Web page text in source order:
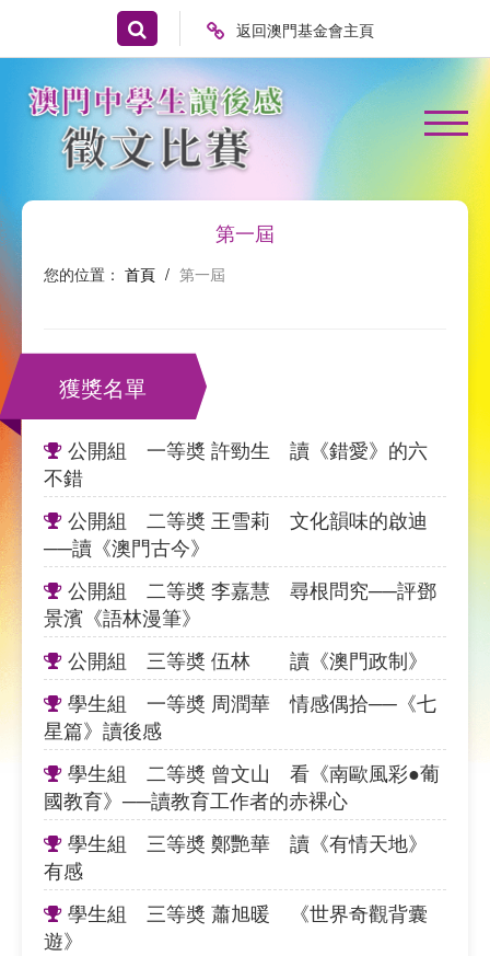
返回澳門基金會主頁
第一屆
您的位置： 首頁 / 第一屆
獲獎名單
公開組 一等奬 許勁生 讀《錯愛》的六
不錯
公開組 二等奬 王雪莉 文化韻味的啟迪
──讀《澳門古今》
公開組 二等奬 李嘉慧 尋根問究──評鄧
景濱《語林漫筆》
公開組 三等奬 伍林 讀《澳門政制》
學生組 一等奬 周潤華 情感偶拾──《七
星篇》讀後感
學生組 二等奬 曾文山 看《南歐風彩●葡
國教育》──讀教育工作者的赤裸心
學生組 三等奬 鄭艷華 讀《有情天地》
有感
學生組 三等奬 蕭旭暖 《世界奇觀背囊
遊》